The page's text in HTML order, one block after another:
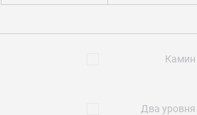
Камин
Два уровня